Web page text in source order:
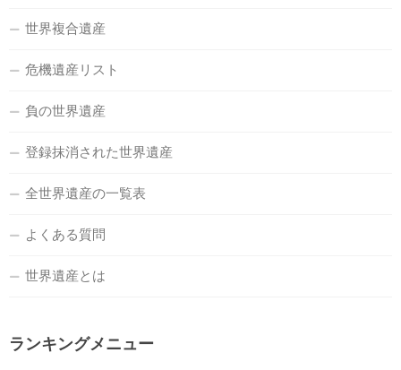
世界複合遺産
危機遺産リスト
負の世界遺産
登録抹消された世界遺産
全世界遺産の一覧表
よくある質問
世界遺産とは
ランキングメニュー